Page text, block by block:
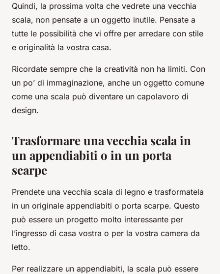
Quindi, la prossima volta che vedrete una vecchia
scala, non pensate a un oggetto inutile. Pensate a
tutte le possibilità che vi offre per arredare con stile
e originalità la vostra casa.
Ricordate sempre che la creatività non ha limiti. Con
un po’ di immaginazione, anche un oggetto comune
come una scala può diventare un capolavoro di
design.
Trasformare una vecchia scala in
un appendiabiti o in un porta
scarpe
Prendete una vecchia scala di legno e trasformatela
in un originale appendiabiti o porta scarpe. Questo
può essere un progetto molto interessante per
l’ingresso di casa vostra o per la vostra camera da
letto.
Per realizzare un appendiabiti, la scala può essere